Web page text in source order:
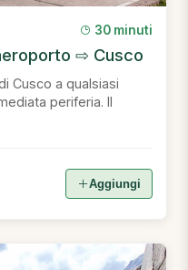
30 minuti
⇨ Cusco
Cusco a qualsiasi
periferia. Il
Aggiungi